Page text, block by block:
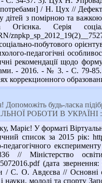
потребами] / Н. Цух //
дітей з помірною та
Огієнка. Серія
побутового
педагогічні
рекомендації щодо
- 2016. - № 3. - С. 79-85.
коррекционного
Допоможіть будь-ласка
РОБОТИ В УКРАЇНІ :
Маріє! У форматі
список за 2015 рік:
педагогічного
Міністерство
(дата
/ С. О. Авдєєва // Основні
і науки, молоді та спорту